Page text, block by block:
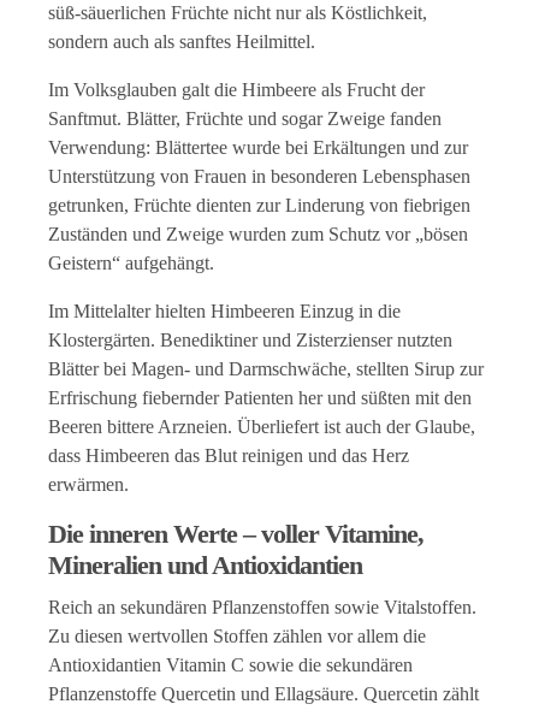
süß-säuerlichen Früchte nicht nur als Köstlichkeit,
sondern auch als sanftes Heilmittel.
Im Volksglauben galt die Himbeere als Frucht der
Sanftmut. Blätter, Früchte und sogar Zweige fanden
Verwendung: Blättertee wurde bei Erkältungen und zur
Unterstützung von Frauen in besonderen Lebensphasen
getrunken, Früchte dienten zur Linderung von fiebrigen
Zuständen und Zweige wurden zum Schutz vor „bösen
Geistern“ aufgehängt.
Im Mittelalter hielten Himbeeren Einzug in die
Klostergärten. Benediktiner und Zisterzienser nutzten
Blätter bei Magen- und Darmschwäche, stellten Sirup zur
Erfrischung fiebernder Patienten her und süßten mit den
Beeren bittere Arzneien. Überliefert ist auch der Glaube,
dass Himbeeren das Blut reinigen und das Herz
erwärmen.
Die inneren Werte – voller Vitamine,
Mineralien und Antioxidantien
Reich an sekundären Pflanzenstoffen sowie Vitalstoffen.
Zu diesen wertvollen Stoffen zählen vor allem die
Antioxidantien Vitamin C sowie die sekundären
Pflanzenstoffe Quercetin und Ellagsäure. Quercetin zählt